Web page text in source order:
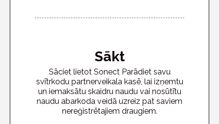
Sākt
Sāciet lietot Sonect Parādiet savu
svītrkodu partnerveikala kasē, lai izņemtu
un iemaksātu skaidru naudu vai nosūtītu
naudu abarkoda veidā uzreiz pat saviem
nereģistrētajiem draugiem.